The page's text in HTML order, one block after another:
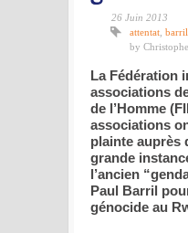
26 Juin 2013
attentat barril
by
La Fédération
associations
de l’Homme
associations
plainte auprès
grande
l’ancien
Paul Barril
génocide au